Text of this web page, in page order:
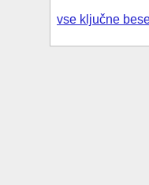
vse ključne